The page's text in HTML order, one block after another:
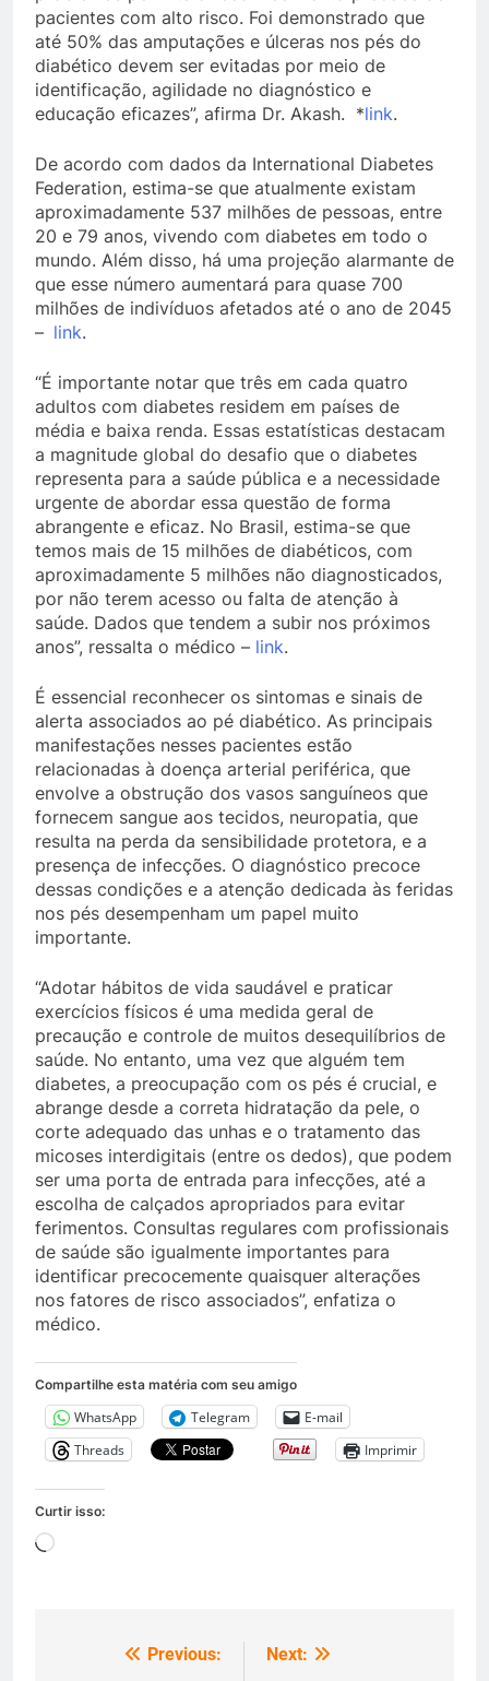
pacientes com alto risco. Foi demonstrado que
até 50% das amputações e úlceras nos pés do
diabético devem ser evitadas por meio de
identificação, agilidade no diagnóstico e
educação eficazes”, afirma Dr. Akash. *link.
De acordo com dados da International Diabetes
Federation, estima-se que atualmente existam
aproximadamente 537 milhões de pessoas, entre
20 e 79 anos, vivendo com diabetes em todo o
mundo. Além disso, há uma projeção alarmante de
que esse número aumentará para quase 700
milhões de indivíduos afetados até o ano de 2045
– link.
“É importante notar que três em cada quatro
adultos com diabetes residem em países de
média e baixa renda. Essas estatísticas destacam
a magnitude global do desafio que o diabetes
representa para a saúde pública e a necessidade
urgente de abordar essa questão de forma
abrangente e eficaz. No Brasil, estima-se que
temos mais de 15 milhões de diabéticos, com
aproximadamente 5 milhões não diagnosticados,
por não terem acesso ou falta de atenção à
saúde. Dados que tendem a subir nos próximos
anos”, ressalta o médico – link.
É essencial reconhecer os sintomas e sinais de
alerta associados ao pé diabético. As principais
manifestações nesses pacientes estão
relacionadas à doença arterial periférica, que
envolve a obstrução dos vasos sanguíneos que
fornecem sangue aos tecidos, neuropatia, que
resulta na perda da sensibilidade protetora, e a
presença de infecções. O diagnóstico precoce
dessas condições e a atenção dedicada às feridas
nos pés desempenham um papel muito
importante.
“Adotar hábitos de vida saudável e praticar
exercícios físicos é uma medida geral de
precaução e controle de muitos desequilíbrios de
saúde. No entanto, uma vez que alguém tem
diabetes, a preocupação com os pés é crucial, e
abrange desde a correta hidratação da pele, o
corte adequado das unhas e o tratamento das
micoses interdigitais (entre os dedos), que podem
ser uma porta de entrada para infecções, até a
escolha de calçados apropriados para evitar
ferimentos. Consultas regulares com profissionais
de saúde são igualmente importantes para
identificar precocemente quaisquer alterações
nos fatores de risco associados”, enfatiza o
médico.
Compartilhe esta matéria com seu amigo
WhatsApp Telegram
E-mail
Threads
Imprimir
Curtir isso:
Carregando...
Navegação
Previous:
Next: